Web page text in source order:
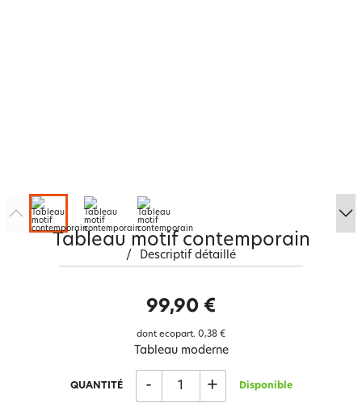
Tableau motif contemporain
/ Descriptif détaillé
99,90 €
dont ecopart. 0,38 €
Tableau moderne
QUANTITÉ - + Disponible